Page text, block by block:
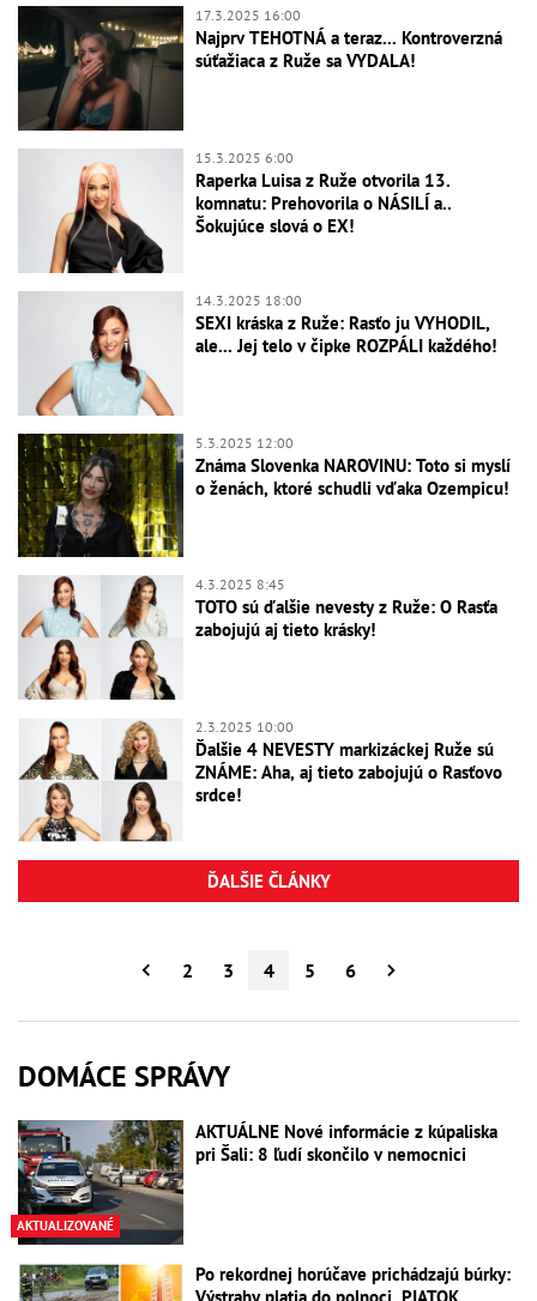
17.3.2025 16:00
Najprv TEHOTNÁ a teraz... Kontroverzná
súťažiaca z Ruže sa VYDALA!
15.3.2025 6:00
Raperka Luisa z Ruže otvorila 13.
komnatu: Prehovorila o NÁSILÍ a..
Šokujúce slová o EX!
14.3.2025 18:00
SEXI kráska z Ruže: Rasťo ju VYHODIL,
ale... Jej telo v čipke ROZPÁLI každého!
5.3.2025 12:00
Známa Slovenka NAROVINU: Toto si myslí
o ženách, ktoré schudli vďaka Ozempicu!
4.3.2025 8:45
TOTO sú ďalšie nevesty z Ruže: O Rasťa
zabojujú aj tieto krásky!
2.3.2025 10:00
Ďalšie 4 NEVESTY markizáckej Ruže sú
ZNÁME: Aha, aj tieto zabojujú o Rasťovo
srdce!
ĎALŠIE ČLÁNKY
2 3 4 5 6
DOMÁCE SPRÁVY
AKTUALIZOVANÉ
AKTUÁLNE Nové informácie z kúpaliska
pri Šali: 8 ľudí skončilo v nemocnici
Po rekordnej horúčave prichádzajú búrky: